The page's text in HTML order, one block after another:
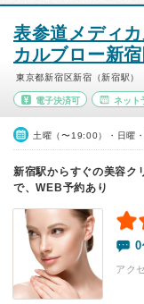
表参道メディ
カルブロー新
東京都新宿区新宿（新宿駅）
電子決済可 ネット
土曜（〜19:00）・日曜
新宿駅からすぐの美容ク
で、WEB予約あり
0
アク